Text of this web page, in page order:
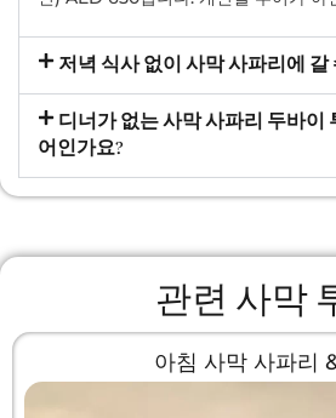
저녁 식사 없이 사막 사파리에 갈
디너가 없는 사막 사파리 두바이
어인가요?
관련 사막
아침 사막 사파리